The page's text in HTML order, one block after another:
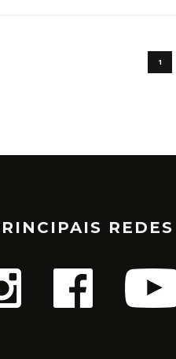
1
REDES